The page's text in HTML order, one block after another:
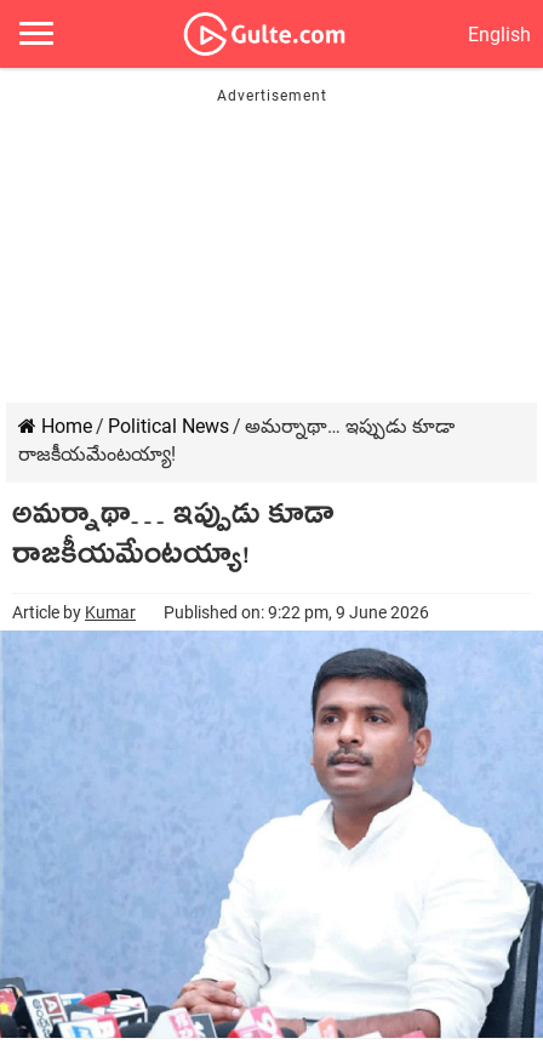
English
Home/ Political News/ అమ‌ర్నాథా… ఇప్పుడు కూడా
రాజ‌కీయ‌మేంట‌య్యా!
అమ‌ర్నాథా… ఇప్పుడు కూడా
రాజ‌కీయ‌మేంట‌య్యా!
Article by Kumar Published on: 9:22 pm, 9 June 2026